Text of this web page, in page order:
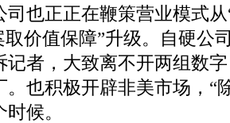
司也正正在鞭策营业模式
取价值保障”升级。自硬公
记者，大致离不开两组数
。也积极开辟非美市场，“
候。